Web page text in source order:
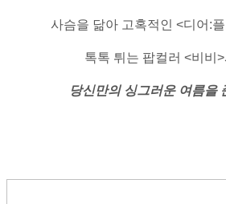
사슴을 닮아 고혹적인 <디어:
톡톡 튀는 팝컬러 <비비
당신만의 싱그러운 여름을